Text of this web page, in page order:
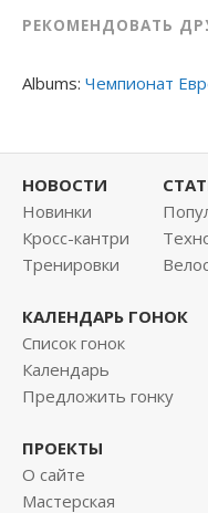
РЕКОМЕНДОВАТЬ
Albums: Чемпионат
НОВОСТИ
Новинки
Кросс-кантри
Тренировки
КАЛЕНДАРЬ ГОНОК
Список гонок
Календарь
Предложить гонку
ПРОЕКТЫ
О сайте
Мастерская